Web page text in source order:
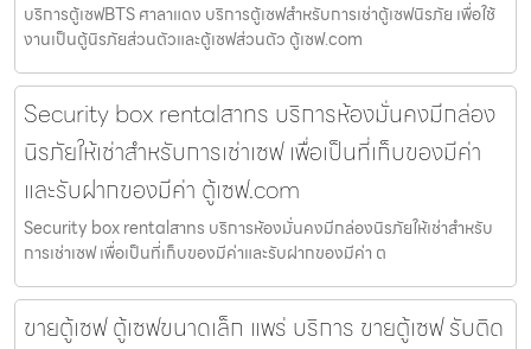
บริการตู้เซฟBTS ศาลาแดง บริการตู้เซฟสำหรับการเช่าตู้เซฟนิรภัย เพื่อใช้
งานเป็นตู้นิรภัยส่วนตัวและตู้เซฟส่วนตัว ตู้เซฟ.com
Security box rentalสาทร บริการห้องมั่นคงมีกล่อง
นิรภัยให้เช่าสำหรับการเช่าเซฟ เพื่อเป็นที่เก็บของมีค่า
และรับฝากของมีค่า ตู้เซฟ.com
Security box rentalสาทร บริการห้องมั่นคงมีกล่องนิรภัยให้เช่าสำหรับ
การเช่าเซฟ เพื่อเป็นที่เก็บของมีค่าและรับฝากของมีค่า ต
ขายตู้เซฟ ตู้เซฟขนาดเล็ก แพร่ บริการ ขายตู้เซฟ รับติด